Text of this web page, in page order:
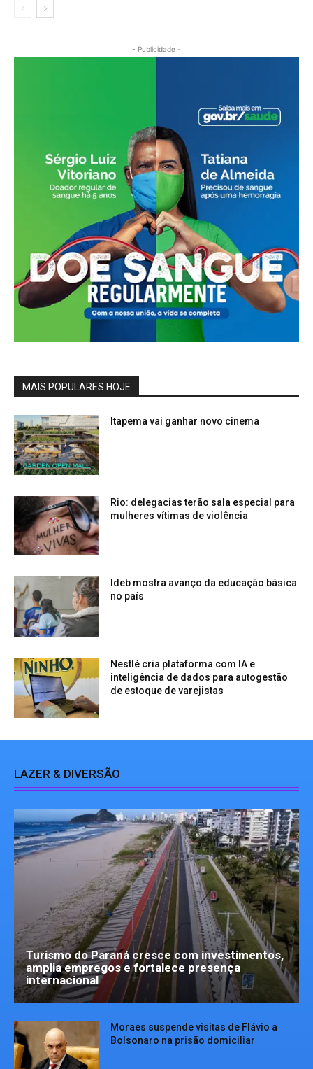
- Publicidade -
MAIS POPULARES HOJE
Itapema vai ganhar novo cinema
Rio: delegacias terão sala especial para
mulheres vítimas de violência
Ideb mostra avanço da educação básica
no país
Nestlé cria plataforma com IA e
inteligência de dados para autogestão
de estoque de varejistas
LAZER & DIVERSÃO
Turismo do Paraná cresce com investimentos,
amplia empregos e fortalece presença
internacional
Moraes suspende visitas de Flávio a
Bolsonaro na prisão domiciliar